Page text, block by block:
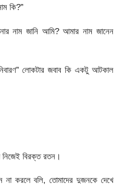
কি?”
নাম জানি আমি? আমার নাম জানেন
লোকটার জবাব কি একটু আটকাল
নিজেই বিরক্ত রতন।
না করলে বলি, তোমাদের দুজনকে দেখে